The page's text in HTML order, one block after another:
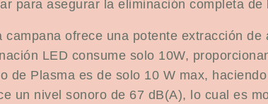
para asegurar la eliminación completa de
ofrece una potente extracción
LED consume solo 10W,
Plasma es de solo 10 W max,
un nivel sonoro de 67 dB(A), lo cual es